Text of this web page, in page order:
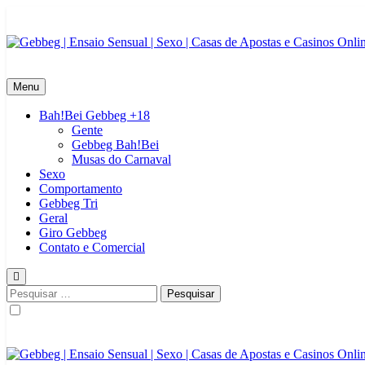
content
|Musas Brasileiras | Fotos Sensuais | Ensaios Fotográficos ! Gebbeg
Menu
Bah!Bei Gebbeg +18
Gente
Gebbeg Bah!Bei
Musas do Carnaval
Sexo
Comportamento
Gebbeg Tri
Geral
Giro Gebbeg
Contato e Comercial
Pesquisar
por: